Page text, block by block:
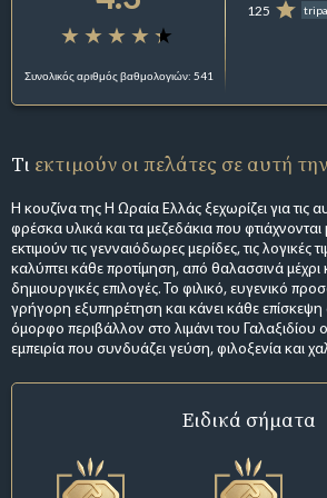
Συνολικός αριθμός βαθμολογιών: 541
125
Τι εκτιμούν οι πελάτες σε αυτή
Η κουζίνα της Η Ωραία Ελλάς ξεχωρίζει για τις
φρέσκα υλικά και τα μεζεδάκια που φτιάχνονται
εκτιμούν τις γενναιόδωρες μερίδες, τις λογικές
καλύπτει κάθε προτίμηση, από θαλασσινά μέχρι
δημιουργικές επιλογές. Το φιλικό, ευγενικό
γρήγορη εξυπηρέτηση και κάνει κάθε επίσκεψη
όμορφο περιβάλλον στο λιμάνι του Γαλαξιδίου
εμπειρία που συνδυάζει γεύση, φιλοξενία και
Ειδικά σήματα